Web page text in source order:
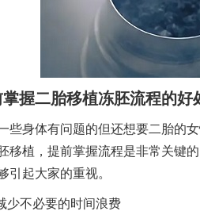
握二胎移植冻胚流程的好
些身体有问题的但还想要二胎的
移植，提前掌握流程是非常关键
引起大家的重视。
少不必要的时间浪费